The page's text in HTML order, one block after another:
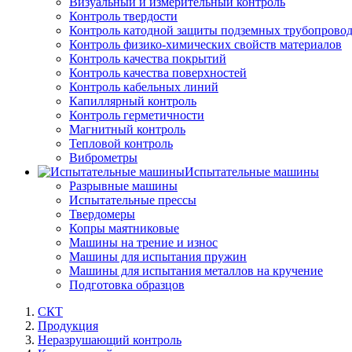
Контроль твердости
Контроль катодной защиты подземных
Контроль физико-химических свойств материалов
Контроль качества покрытий
Контроль качества поверхностей
Контроль кабельных линий
Капиллярный контроль
Контроль герметичности
Магнитный контроль
Тепловой контроль
Виброметры
Испытательные машины
Разрывные машины
Испытательные прессы
Твердомеры
Копры маятниковые
Машины на трение и износ
Машины для испытания пружин
Машины для испытания металлов на кручение
Подготовка образцов
СКТ
Продукция
Неразрушающий контроль